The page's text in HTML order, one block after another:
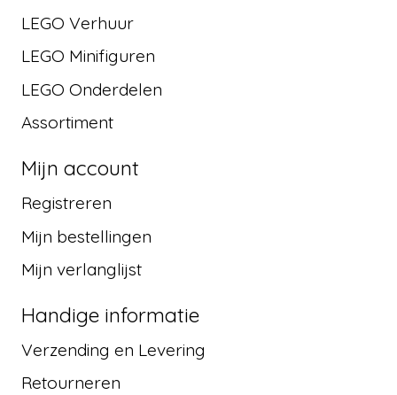
LEGO Verhuur
LEGO Minifiguren
LEGO Onderdelen
Assortiment
Mijn account
Registreren
Mijn bestellingen
Mijn verlanglijst
Handige informatie
Verzending en Levering
Retourneren